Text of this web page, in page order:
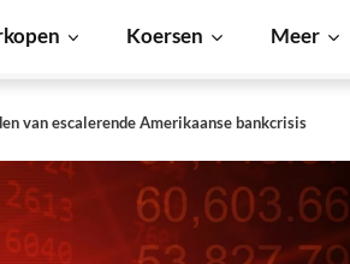
Koersen Meer
van escalerende Amerikaanse bankcrisis